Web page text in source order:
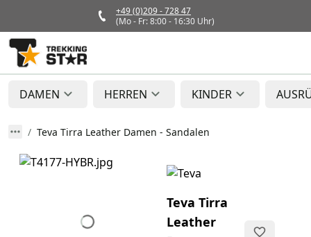
+49 (0)209 - 728 47
(Mo - Fr: 8:00 - 16:30 Uhr)
DAMEN HERREN KINDER
Teva Tirra Leather Damen - Sandalen
Teva Tirra
Leather